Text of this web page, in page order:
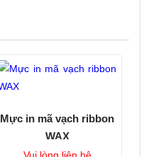
Mực in mã vạch ribbon
WAX
Vui lòng liên hệ